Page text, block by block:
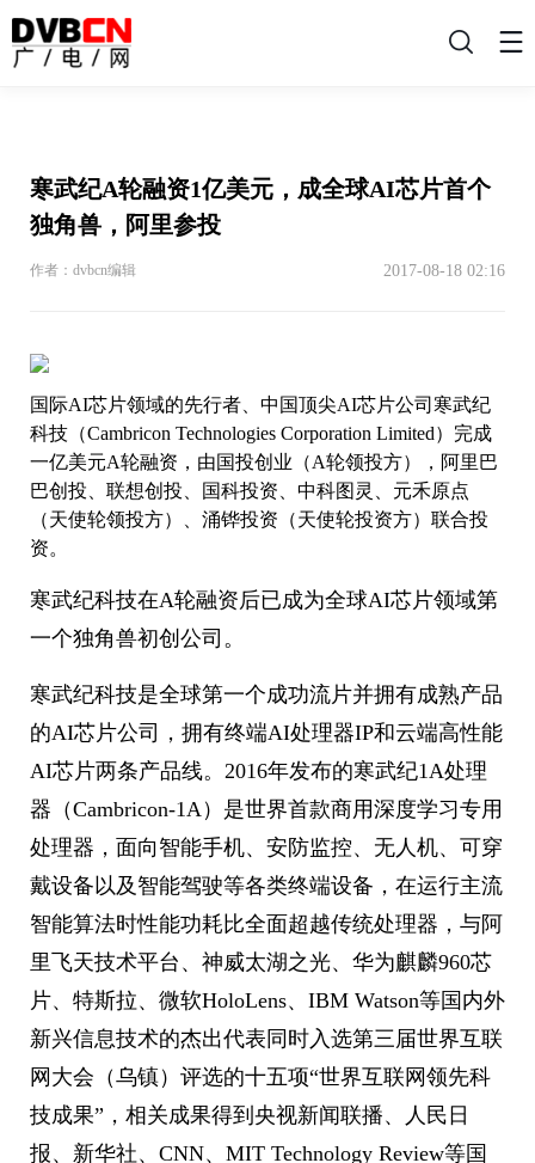
搜
寒武纪A轮融资1亿美元，成全球AI芯片首个
独角兽，阿里参投
作者：dvbcn编辑 2017-08-18 02:16
国际AI芯片领域的先行者、中国顶尖AI芯片公司寒武纪
科技（Cambricon Technologies Corporation Limited）完成
一亿美元A轮融资，由国投创业（A轮领投方），阿里巴
巴创投、联想创投、国科投资、中科图灵、元禾原点
（天使轮领投方）、涌铧投资（天使轮投资方）联合投
资。
寒武纪科技在A轮融资后已成为全球AI芯片领域第
一个独角兽初创公司。
寒武纪科技是全球第一个成功流片并拥有成熟产品
的AI芯片公司，拥有终端AI处理器IP和云端高性能
AI芯片两条产品线。2016年发布的寒武纪1A处理
器（Cambricon-1A）是世界首款商用深度学习专用
处理器，面向智能手机、安防监控、无人机、可穿
戴设备以及智能驾驶等各类终端设备，在运行主流
智能算法时性能功耗比全面超越传统处理器，与阿
里飞天技术平台、神威太湖之光、华为麒麟960芯
片、特斯拉、微软HoloLens、IBM Watson等国内外
新兴信息技术的杰出代表同时入选第三届世界互联
网大会（乌镇）评选的十五项“世界互联网领先科
技成果”，相关成果得到央视新闻联播、人民日
报、新华社、CNN、MIT Technology Review等国